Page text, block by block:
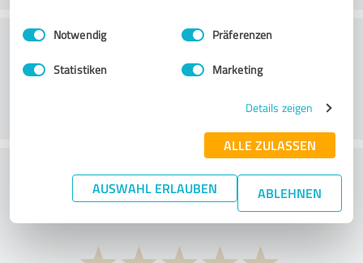
Impressum Datenschutzbestimmungen
Einwilligungsauswahl
Notwendig Präferenzen
Statistiken Marketing
Details zeigen
ALLE ZULASSEN
AUSWAHL ERLAUBEN ABLEHNEN
Asiakaspalvelu
What do you think of the price to
performance ratio?